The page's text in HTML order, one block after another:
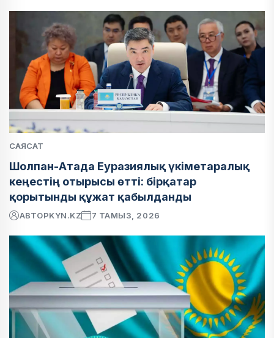
САЯСАТ
Шолпан-Атада Еуразиялық үкіметаралық
кеңестің отырысы өтті: бірқатар
қорытынды құжат қабылданды
АВТОРKYN.KZ 7 ТАМЫЗ, 2026